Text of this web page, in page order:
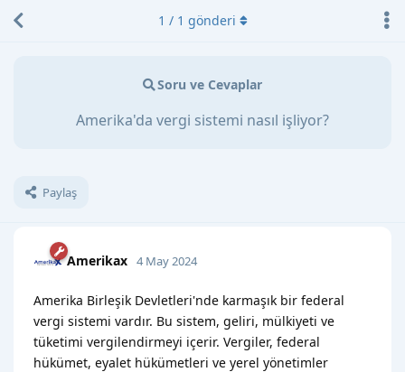
Soru ve Cevaplar
Amerika'da vergi sistemi nasıl işliyor?
Paylaş
1 / 1 gönderi
Amerikax 4 May 2024
Amerika Birleşik Devletleri'nde karmaşık bir federal
vergi sistemi vardır. Bu sistem, geliri, mülkiyeti ve
tüketimi vergilendirmeyi içerir. Vergiler, federal
hükümet, eyalet hükümetleri ve yerel yönetimler